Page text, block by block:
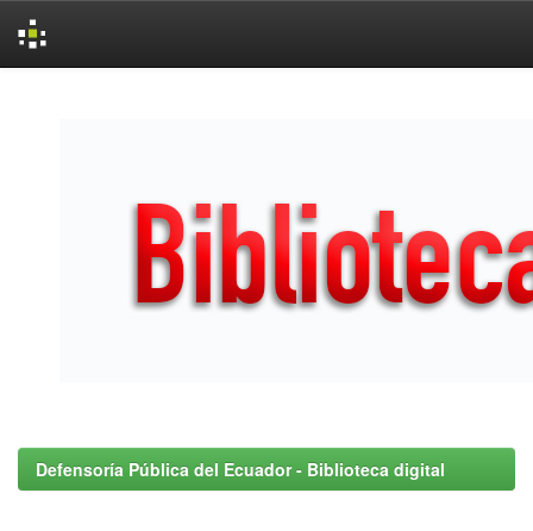
Defensoría Pública del Ecuador - Biblioteca digital